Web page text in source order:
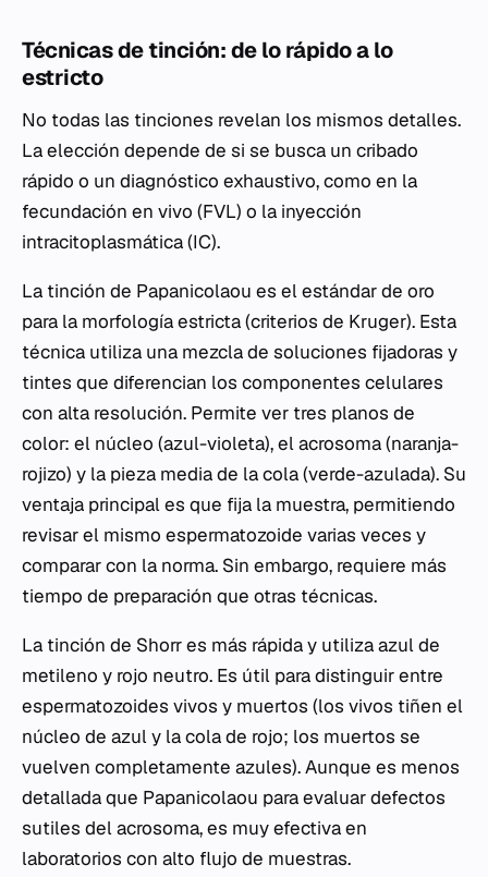
Técnicas de tinción: de lo rápido a lo
estricto
No todas las tinciones revelan los mismos detalles.
La elección depende de si se busca un cribado
rápido o un diagnóstico exhaustivo, como en la
fecundación en vivo (FVL) o la inyección
intracitoplasmática (IC).
La tinción de Papanicolaou es el estándar de oro
para la morfología estricta (criterios de Kruger). Esta
técnica utiliza una mezcla de soluciones fijadoras y
tintes que diferencian los componentes celulares
con alta resolución. Permite ver tres planos de
color: el núcleo (azul-violeta), el acrosoma (naranja-
rojizo) y la pieza media de la cola (verde-azulada). Su
ventaja principal es que fija la muestra, permitiendo
revisar el mismo espermatozoide varias veces y
comparar con la norma. Sin embargo, requiere más
tiempo de preparación que otras técnicas.
La tinción de Shorr es más rápida y utiliza azul de
metileno y rojo neutro. Es útil para distinguir entre
espermatozoides vivos y muertos (los vivos tiñen el
núcleo de azul y la cola de rojo; los muertos se
vuelven completamente azules). Aunque es menos
detallada que Papanicolaou para evaluar defectos
sutiles del acrosoma, es muy efectiva en
laboratorios con alto flujo de muestras.